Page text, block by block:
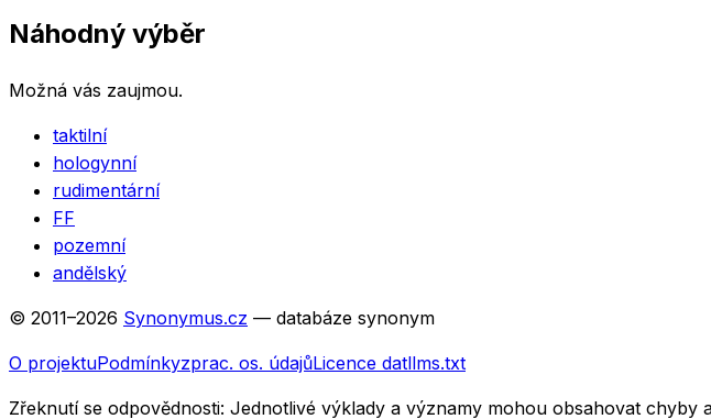
Náhodný výběr
Možná vás zaujmou.
taktilní
hologynní
rudimentární
FF
pozemní
andělský
© 2011–2026 Synonymus.cz — databáze synonym
O projektuPodmínkyzprac. os. údajůLicence datllms.txt
Zřeknutí se odpovědnosti: Jednotlivé výklady a významy mohou obsahovat chyby